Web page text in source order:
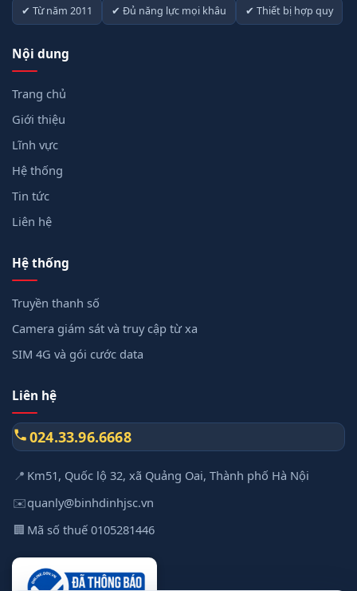
✔ Từ năm 2011 ✔ Đủ năng lực mọi khâu ✔ Thiết bị hợp quy
Nội dung
Trang chủ
Giới thiệu
Lĩnh vực
Hệ thống
Tin tức
Liên hệ
Hệ thống
Truyền thanh số
Camera giám sát và truy cập từ xa
SIM 4G và gói cước data
Liên hệ
024.33.96.6668
📍 Km51, Quốc lộ 32, xã Quảng Oai, Thành phố Hà Nội
✉️quanly@binhdinhjsc.vn
🏢 Mã số thuế 0105281446